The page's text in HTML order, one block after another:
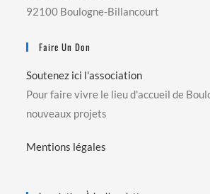
92100 Boulogne-Billancourt
Faire Un Don
Soutenez ici l'association
Pour faire vivre le lieu d'accueil de
nouveaux projets
Mentions légales